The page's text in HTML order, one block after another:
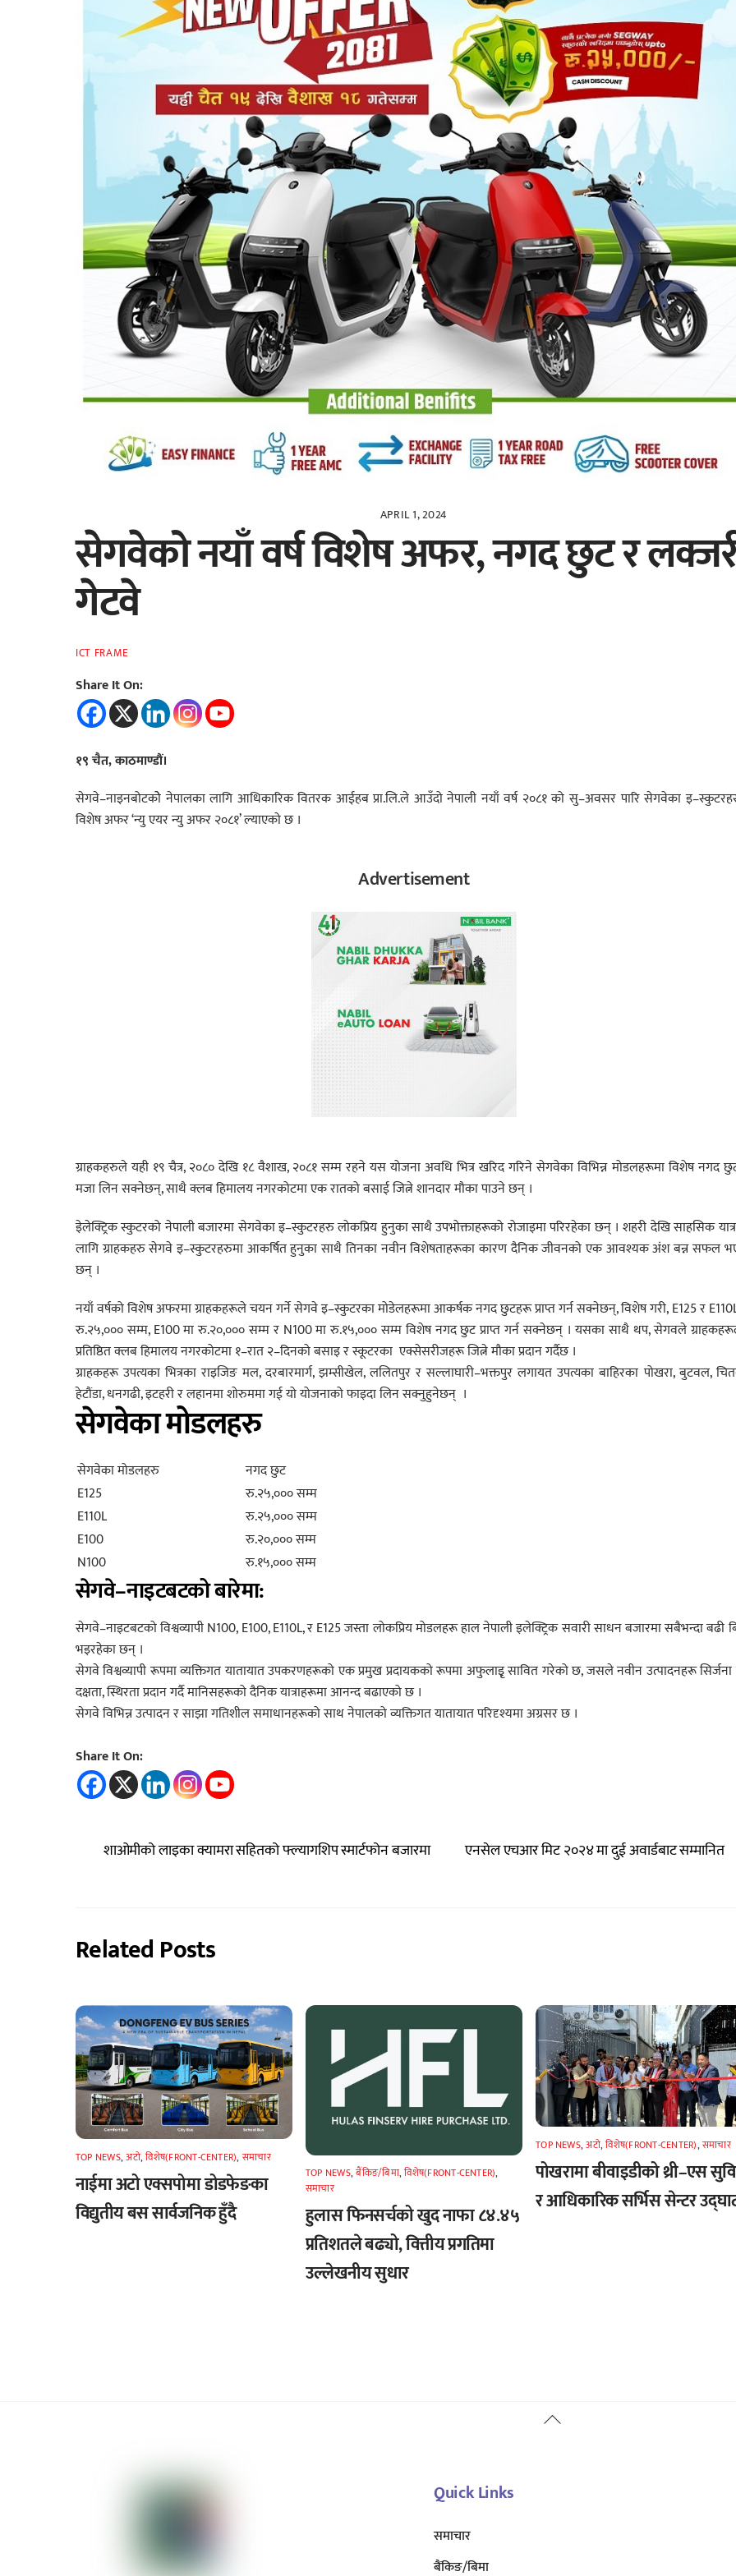
APRIL 1, 2024
सेगवेको नयाँ वर्ष विशेष अफर, नगद छुट र
गेटवे
ICT FRAME
Share It On:
१९ चैत, काठमाण्डौं।
सेगवे–नाइनबोटकोे नेपालका लागि आधिकारिक वितरक आईहब प्रा.लि.ले आउँदो नेपाली नयाँ वर्ष २०८१ को सु–अवसर पारि सेगवेका
विशेष अफर ‘न्यु एयर न्यु अफर २०८१’ ल्याएको छ ।
Advertisement
ग्राहकहरुले यही १९ चैत्र, २०८० देखि १८ वैशाख, २०८१ सम्म रहने यस योजना अवधि भित्र खरिद गरिने सेगवेका विभिन्न मोडलहरूमा विशेष नगद
मजा लिन सक्नेछन्, साथै क्लब हिमालय नगरकोटमा एक रातको बसाई जित्ने शानदार मौका पाउने छन् ।
इेलेक्ट्रिक स्कुटरको नेपाली बजारमा सेगवेका इ–स्कुटरहरु लोकप्रिय हुनुका साथै उपभोक्ताहरूको रोजाइमा परिरहेका छन् । शहरी देखि साहसिक
लागि ग्राहकहरु सेगवे इ–स्कुटरहरुमा आकर्षित हुनुका साथै तिनका नवीन विशेषताहरूका कारण दैनिक जीवनको एक आवश्यक अंश बन्न सफल
छन् ।
नयाँ वर्षको विशेष अफरमा ग्राहकहरूले चयन गर्ने सेगवे इ–स्कुटरका मोडेलहरूमा आकर्षक नगद छुटहरू प्राप्त गर्न सक्नेछन्, विशेष गरी, E125 र
रु.२५,००० सम्म, E100 मा रु.२०,००० सम्म र N100 मा रु.१५,००० सम्म विशेष नगद छुट प्राप्त गर्न सक्नेछन् । यसका साथै थप, सेगवले
प्रतिष्ठित क्लब हिमालय नगरकोटमा १–रात २–दिनको बसाइ र स्कूटरका एक्सेसरीजहरू जित्ने मौका प्रदान गर्दैछ ।
ग्राहकहरू उपत्यका भित्रका राइजिङ मल, दरबारमार्ग, झम्सीखेल, ललितपुर र सल्लाघारी–भक्तपुर लगायत उपत्यका बाहिरका पोखरा, बुटवल,
हेटौंडा, धनगढी, इटहरी र लहानमा शोरुममा गई यो योजनाको फाइदा लिन सक्नुहुनेछन् ।
सेगवेका मोडलहरु
सेगवेका मोडलहरु
नगद छुट
E125
रु.२५,००० सम्म
E110L
रु.२५,००० सम्म
E100
रु.२०,००० सम्म
N100
रु.१५,००० सम्म
सेगवे–नाइटबटको बारेमा:
सेगवे–नाइटबटको विश्वव्यापी N100, E100, E110L, र E125 जस्ता लोकप्रिय मोडलहरू हाल नेपाली इलेक्ट्रिक सवारी साधन बजारमा सबैभन्दा बढी
भइरहेका छन् ।
सेगवे विश्वव्यापी रूपमा व्यक्तिगत यातायात उपकरणहरूको एक प्रमुख प्रदायकको रूपमा अफुलाइृ सावित गरेको छ, जसले नवीन उत्पादनहरू सिर्जना
दक्षता, स्थिरता प्रदान गर्दै मानिसहरूको दैनिक यात्राहरूमा आनन्द बढाएको छ ।
सेगवे विभिन्न उत्पादन र साझा गतिशील समाधानहरूको साथ नेपालको व्यक्तिगत यातायात परिदृश्यमा अग्रसर छ ।
Share It On:
शाओमीको लाइका क्यामरा सहितको फ्ल्यागशिप स्मार्टफोन बजारमा एनसेल एचआर मिट २०२४ मा दुई अवार्डबाट सम्मानित
Related Posts
TOP NEWS,अटाे,विशेष(FRONT-CENTER), समाचार
नाईमा अटो एक्सपोमा डोडफेङका
विद्युतीय बस सार्वजनिक हुँदै
TOP NEWS,बैंकिङ/बिमा,विशेष(FRONT-CENTER),
समाचार
हुलास फिनसर्चको खुद नाफा ८४.४५
प्रतिशतले बढ्यो, वित्तीय प्रगतिमा
उल्लेखनीय सुधार
TOP NEWS,अटाे,विशेष(FRONT-CENTER),समाचार
पोखरामा बीवाइडीको थ्री–एस
र आधिकारिक सर्भिस सेन्टर
Back
Quick Links
समाचार
बैंकिङ/बिमा